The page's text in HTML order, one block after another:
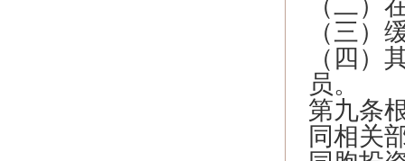
（二）
（三）
（四）
员。
第九条
同相关